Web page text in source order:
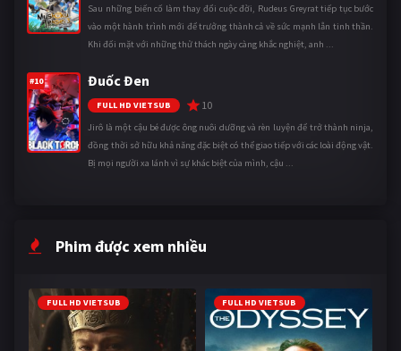
Sau những biến cố làm thay đổi cuộc đời, Rudeus Greyrat tiếp tục bước
vào một hành trình mới để trưởng thành cả về sức mạnh lẫn tinh thần.
Khi đối mặt với những thử thách ngày càng khắc nghiệt, anh ...
#10 Đuốc Đen
FULL HD VIETSUB 10
Jirô là một cậu bé được ông nuôi dưỡng và rèn luyện để trở thành ninja,
đồng thời sở hữu khả năng đặc biệt có thể giao tiếp với các loài động vật.
Bị mọi người xa lánh vì sự khác biệt của mình, cậu ...
Phim được xem nhiều
FULL HD VIETSUB FULL HD VIETSUB